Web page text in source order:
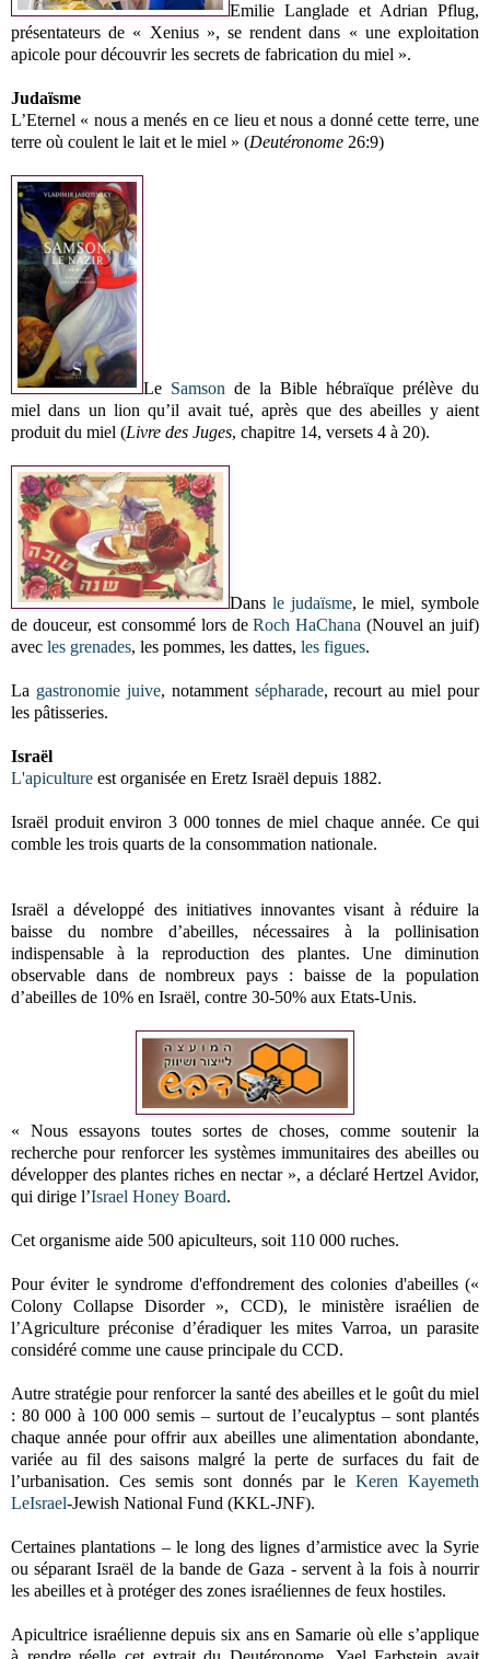
Emilie Langlade et Adrian Pflug,
présentateurs de « Xenius », se rendent dans « une exploitation
apicole pour découvrir les secrets de fabrication du miel ».
Judaïsme
L’Eternel « nous a menés en ce lieu et nous a donné cette terre, une
terre où coulent le lait et le miel » (Deutéronome 26:9)
Le Samson de la Bible hébraïque prélève du
miel dans un lion qu’il avait tué, après que des abeilles y aient
produit du miel (Livre des Juges, chapitre 14, versets 4 à 20).
Dans le judaïsme, le miel, symbole
de douceur, est consommé lors deRoch HaChana (Nouvel an juif)
avec les grenades, les pommes, les dattes, les figues.
La gastronomie juive, notamment sépharade, recourt au miel pour
les pâtisseries.
Israël
L'apiculture est organisée en Eretz Israël depuis 1882.
Israël produit environ 3 000 tonnes de miel chaque année. Ce qui
comble les trois quarts de la consommation nationale.
Israël a développé des initiatives innovantes visant à réduire la
baisse du nombre d’abeilles, nécessaires à la pollinisation
indispensable à la reproduction des plantes. Une diminution
observable dans de nombreux pays : baisse de la population
d’abeilles de 10% en Israël, contre 30-50% aux Etats-Unis.
« Nous essayons toutes sortes de choses, comme soutenir la
recherche pour renforcer les systèmes immunitaires des abeilles ou
développer des plantes riches en nectar », a déclaré Hertzel Avidor,
qui dirige l’Israel Honey Board.
Cet organisme aide 500 apiculteurs, soit 110 000 ruches.
Pour éviter le syndrome d'effondrement des colonies d'abeilles («
Colony Collapse Disorder », CCD), le ministère israélien de
l’Agriculture préconise d’éradiquer les mites Varroa, un parasite
considéré comme une cause principale du CCD.
Autre stratégie pour renforcer la santé des abeilles et le goût du miel
: 80 000 à 100 000 semis – surtout de l’eucalyptus – sont plantés
chaque année pour offrir aux abeilles une alimentation abondante,
variée au fil des saisons malgré la perte de surfaces du fait de
l’urbanisation. Ces semis sont donnés par le Keren Kayemeth
LeIsrael-Jewish National Fund (KKL-JNF).
Certaines plantations – le long des lignes d’armistice avec la Syrie
ou séparant Israël de la bande de Gaza - servent à la fois à nourrir
les abeilles et à protéger des zones israéliennes de feux hostiles.
Apicultrice israélienne depuis six ans en Samarie où elle s’applique